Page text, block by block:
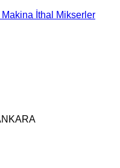
Makina İthal Mikserler